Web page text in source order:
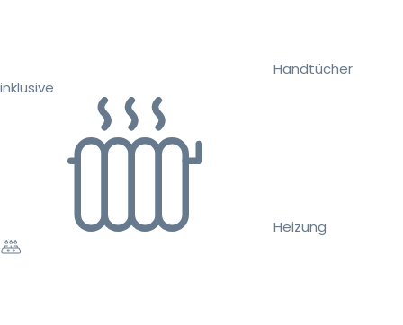
Handtücher
inklusive
Heizung